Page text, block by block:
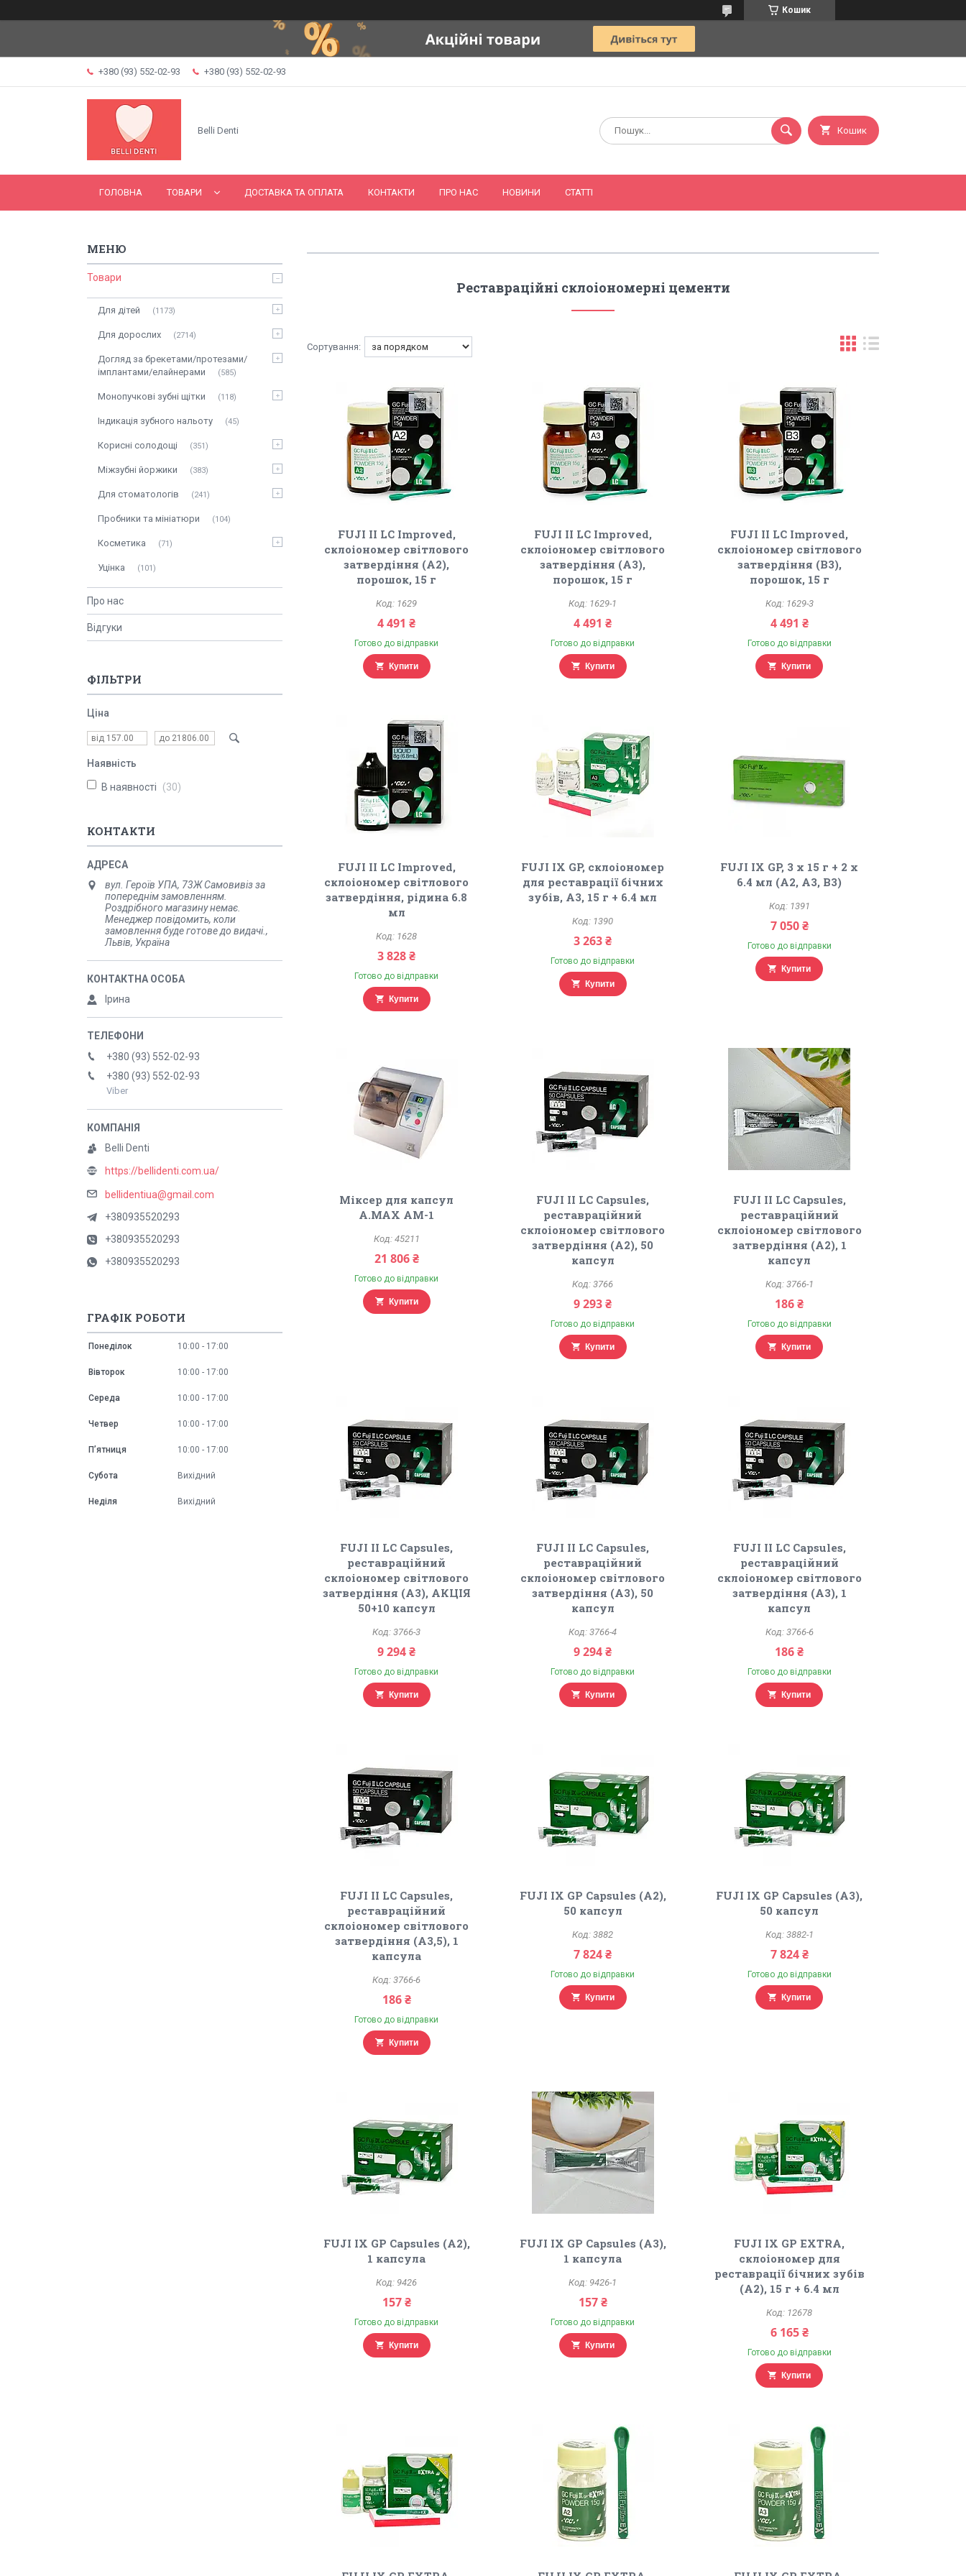
Кошик
+380 (93) 552-02-93 +380 (93) 552-02-93
Belli Denti Кошик
ГОЛОВНА ТОВАРИ ДОСТАВКА ТА ОПЛАТА КОНТАКТИ ПРО НАС НОВИНИ СТАТТІ
Реставраційні склоіономерні цементи
FUJI II LC Improved,
склоіономер світлового
затвердіння (A2),
порошок, 15 г
1629
4 491 ₴
Готово до відправки
Купити
FUJI II LC Improved,
склоіономер світлового
затвердіння (A3),
порошок, 15 г
1629-1
4 491 ₴
Готово до відправки
Купити
FUJI II LC Improved,
склоіономер світлового
затвердіння (В3),
порошок, 15 г
1629-3
4 491 ₴
Готово до відправки
Купити
FUJI II LC Improved,
склоіономер світлового
затвердіння, рідина 6.8
мл
1628
3 828 ₴
Готово до відправки
Купити
FUJI IX GP, склоіономер
для реставрації бічних
зубів, A3, 15 г + 6.4 мл
1390
3 263 ₴
Готово до відправки
Купити
FUJI IX GP, 3 х 15 г + 2 х
6.4 мл (A2, A3, B3)
1391
7 050 ₴
Готово до відправки
Купити
Міксер для капсул
A.MAX AM-1
45211
21 806 ₴
Готово до відправки
Купити
FUJI II LC Capsules,
реставраційний
склоіономер світлового
затвердіння (А2), 50
капсул
3766
9 293 ₴
Готово до відправки
Купити
FUJI II LC Capsules,
реставраційний
склоіономер світлового
затвердіння (А2), 1
капсул
3766-1
186 ₴
Готово до відправки
Купити
FUJI II LC Capsules,
реставраційний
склоіономер світлового
затвердіння (А3), АКЦІЯ
50+10 капсул
3766-3
9 294 ₴
Готово до відправки
Купити
FUJI II LC Capsules,
реставраційний
склоіономер світлового
затвердіння (А3), 50
капсул
3766-4
9 294 ₴
Готово до відправки
Купити
FUJI II LC Capsules,
реставраційний
склоіономер світлового
затвердіння (А3), 1
капсул
3766-6
186 ₴
Готово до відправки
Купити
FUJI II LC Capsules,
реставраційний
склоіономер світлового
затвердіння (А3,5), 1
капсула
3766-6
186 ₴
Готово до відправки
Купити
FUJI IX GP Capsules (A2),
50 капсул
3882
7 824 ₴
Готово до відправки
Купити
FUJI IX GP Capsules (A3),
50 капсул
3882-1
7 824 ₴
Готово до відправки
Купити
FUJI IX GP Capsules (A2),
1 капсула
9426
157 ₴
Готово до відправки
Купити
FUJI IX GP Capsules (A3),
1 капсула
9426-1
157 ₴
Готово до відправки
Купити
FUJI IX GP EXTRA,
склоіономер для
реставрації бічних зубів
(A2), 15 г + 6.4 мл
12678
6 165 ₴
Готово до відправки
Купити
Товари
Для дітей 1173
Для дорослих 2714
Догляд за брекетами/протезами/
імплантами/елайнерами
585
Монопучкові зубні щітки 118
Індикація зубного нальоту 45
Корисні солодощі 351
Міжзубні йоржики 383
Для стоматологів 241
Пробники та мініатюри 104
Косметика 71
Уцінка 101
Про нас
Відгуки
ФІЛЬТРИ
Ціна
Наявність
В наявності 30
КОНТАКТИ
вул. Героїв УПА, 73Ж Самовивіз за
попереднім замовленням.
Роздрібного магазину немає.
Менеджер повідомить, коли
замовлення буде готове до видачі.,
Львів, Україна
Ірина
+380 (93) 552-02-93
+380 (93) 552-02-93
Viber
Belli Denti
https://bellidenti.com.ua/
bellidentiua@gmail.com
+380935520293
+380935520293
+380935520293
ГРАФІК РОБОТИ
Понеділок 10:00 17:00
Вівторок 10:00 17:00
Середа 10:00 17:00
Четвер 10:00 17:00
Пʼятниця 10:00 17:00
Субота Вихідний
Неділя Вихідний